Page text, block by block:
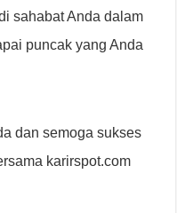
sahabat Anda dalam
puncak yang Anda
dan semoga sukses
karirspot.com